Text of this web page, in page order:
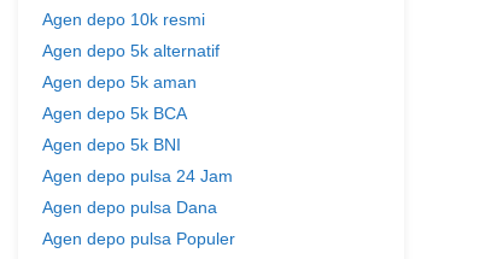
Agen depo 10k resmi
Agen depo 5k alternatif
Agen depo 5k aman
Agen depo 5k BCA
Agen depo 5k BNI
Agen depo pulsa 24 Jam
Agen depo pulsa Dana
Agen depo pulsa Populer